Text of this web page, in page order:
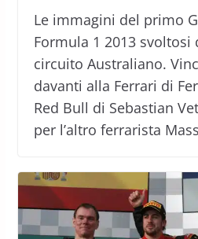
Le immagini del primo
Formula 1 2013
circuito Australiano.
davanti alla Ferrari di
Red Bull di Sebastian
per l’altro ferrarista